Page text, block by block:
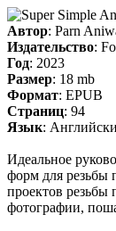
Автор: Parn
Издательство:
Год: 2023
Размер: 18 mb
Формат: EPUB
Страниц: 94
Язык:
Идеальное
форм для резьбы
проектов резьбы
фотографии,